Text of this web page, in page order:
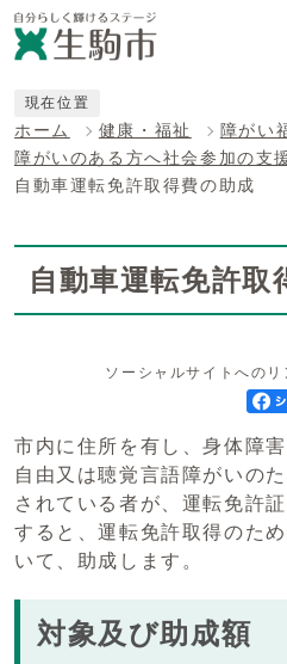
現在位置
ホーム 健康・福祉
障がい
障がいのある方へ社会参加の支
自動車運転免許取得費の助成
自動車運転免許取
ソーシャルサイトへの
市内に住所を有し、身体障
自由又は聴覚言語障がいの
されている者が、運転免許
すると、運転免許取得のた
いて、助成します。
対象及び助成額